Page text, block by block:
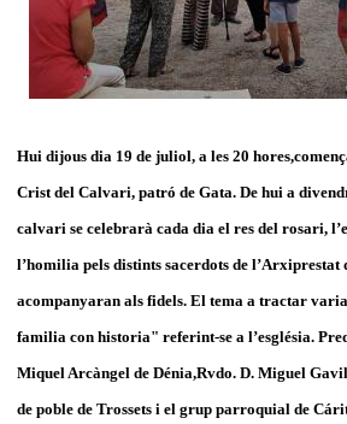
Hui dijous dia 19 de juliol, a les 20
Crist del Calvari, patró de Gata. De hui a
calvari se celebrarà cada dia el res del rosari,
l’homilia pels distints sacerdots de l’Arxiprestat
acompanyaran als fidels. El tema a tractar
familia con historia" referint-se a l’església.
Miquel Arcàngel de Dénia,Rvdo. D. Miguel
de poble de Trossets i el grup parroquial de